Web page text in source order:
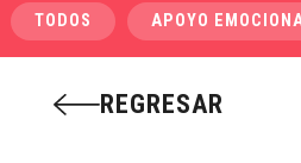
TODOS APOYO
REGRESAR